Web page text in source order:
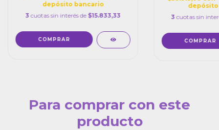
depósito bancario
3 cuotas sin interés de $15.833,33
3 cuotas sin
Para comprar con este
producto